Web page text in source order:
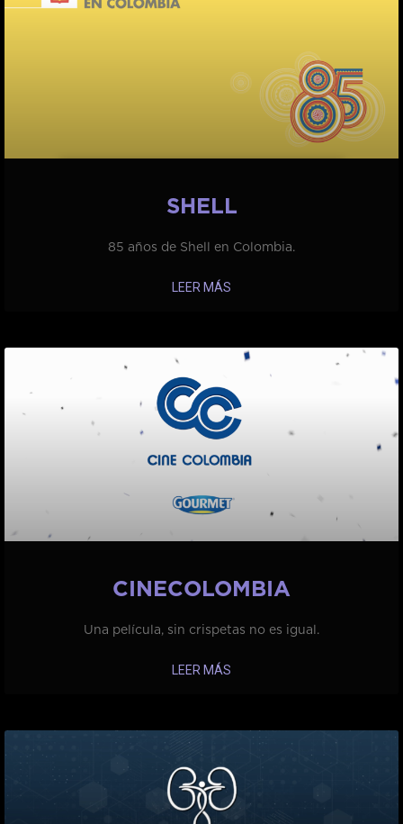
SHELL
85 años de Shell en Colombia.
LEER MÁS
CINECOLOMBIA
Una película, sin crispetas no es igual.
LEER MÁS